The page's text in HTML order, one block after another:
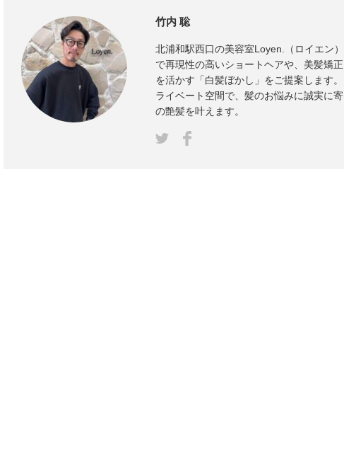
竹内 聡
北浦和駅西口の美容室Loyen.（ロイエン
で再現性の高いショートヘアや、美髪矯
を活かす「白髪ぼかし」をご提案します
ライベート空間で、髪のお悩みに誠実に
の艶髪を叶えます。